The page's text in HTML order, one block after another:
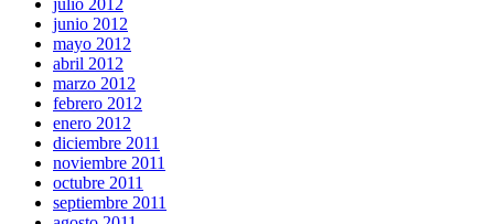
julio 2012
junio 2012
mayo 2012
abril 2012
marzo 2012
febrero 2012
enero 2012
diciembre 2011
noviembre 2011
octubre 2011
septiembre 2011